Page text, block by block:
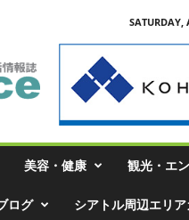
SATURDAY,
美容・健康 観光・エ
ログ シアトル周辺エリ